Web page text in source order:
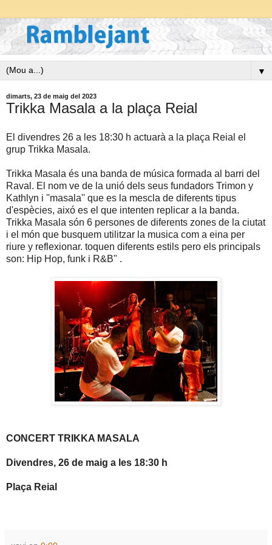
▼
dimarts, 23 de maig del 2023
Trikka Masala a la plaça Reial
El divendres 26 a les 18:30 h actuarà a la plaça Reial el
grup Trikka Masala.
Trikka Masala és una banda de música formada al barri del
Raval. El nom ve de la unió dels seus fundadors Trimon y
Kathlyn i ''masala'' que es la mescla de diferents tipus
d'espècies, aixó es el que intenten replicar a la banda.
Trikka Masala són 6 persones de diferents zones de la ciutat
i el món que busquem utilitzar la musica com a eina per
riure y reflexionar. toquen diferents estils pero els principals
son: Hip Hop, funk i R&B" .
CONCERT TRIKKA MASALA
Divendres, 26 de maig a les 18:30 h
Plaça Reial